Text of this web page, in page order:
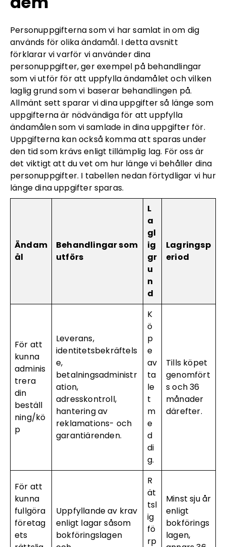
Personuppgifterna som vi har samlat in om dig
används för olika ändamål. I detta avsnitt
förklarar vi varför vi använder dina
personuppgifter, ger exempel på behandlingar
som vi utför för att uppfylla ändamålet och vilken
laglig grund som vi baserar behandlingen på.
Allmänt sett sparar vi dina uppgifter så länge som
uppgifterna är nödvändiga för att uppfylla
ändamålen som vi samlade in dina uppgifter för.
Uppgifterna kan också komma att sparas under
den tid som krävs enligt tillämplig lag. För oss är
det viktigt att du vet om hur länge vi behåller dina
personuppgifter. I tabellen nedan förtydligar vi hur
länge dina uppgifter sparas.
Ändam
ål
Behandlingar som
utförs
L
a
gl
ig
gr
u
n
d
Lagringsp
eriod
För att
kunna
adminis
trera
din
beställ
ning/kö
p
Leverans,
identitetsbekräftels
e,
betalningsadministr
ation,
adresskontroll,
hantering av
reklamations- och
garantiärenden.
K
ö
p
e
av
ta
le
t
m
e
d
di
g.
Tills köpet
genomfört
s och 36
månader
därefter.
För att
kunna
fullgöra
företag
ets
Uppfyllande av krav
enligt lagar såsom
bokföringslagen
R
ät
tsl
ig
fö
rp
Minst sju år
enligt
bokförings
lagen,